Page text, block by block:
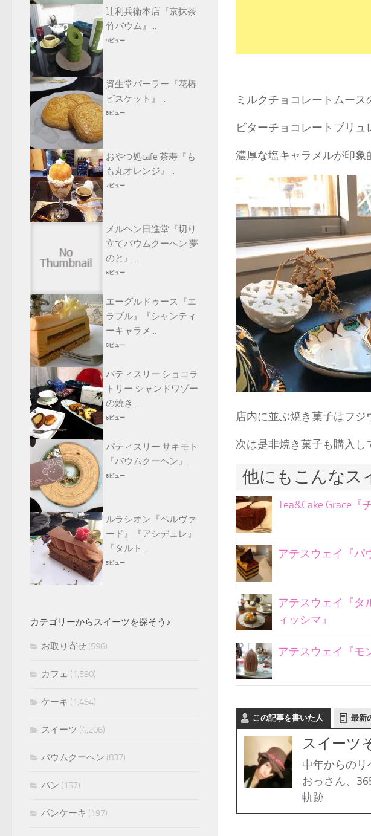
ミルクチョコレートムース
ビターチョコレートブリ
濃厚な塩キャラメルが印象
店内に並ぶ焼き菓子はフジ
次は是非焼き菓子も購入し
他にもこんなス
Tea&Cake Grace『
アテスウェイ『パ
アテスウェイ『タ
ィッシマ』
アテスウェイ『モ
この記事を書いた人 最新
スイーツ
中年からの
おっさん、
軌跡
辻利兵衛本店『京抹茶
竹バウム』...
9ビュー
資生堂パーラー『花椿
ビスケット』...
8ビュー
おやつ処cafe 茶寿『も
も丸オレンジ』...
7ビュー
メルヘン日進堂『切り
立てバウムクーヘン 夢
のと』...
6ビュー
エーグルドゥース『エ
ラブル』『シャンティ
ーキャラメ...
6ビュー
パティスリー ショコラ
トリー シャンドワゾー
の焼き...
6ビュー
パティスリー サキモト
『バウムクーヘン』...
6ビュー
ルラシオン『ベルヴァ
ード』『アシデュレ』
『タルト...
5ビュー
カテゴリーからスイーツを探そう♪
お取り寄せ (596)
カフェ (1,590)
ケーキ (1,464)
スイーツ (4,206)
バウムクーヘン (837)
パン (157)
パンケーキ (197)